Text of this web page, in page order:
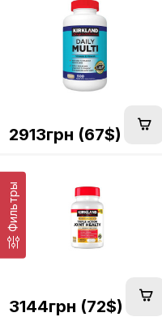
Фильтры
2913грн (67$)
3144грн (72$)